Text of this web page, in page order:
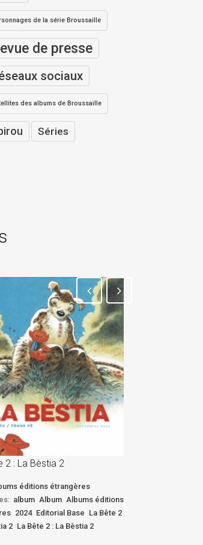
de la série Broussaille
de presse
sociaux
des albums de Broussaille
Séries
2 : La Bèstia 2
éditions étrangères
album Album Albums éditions
2024 Editorial Base La Bête 2
2 La Bête 2 : La Bèstia 2